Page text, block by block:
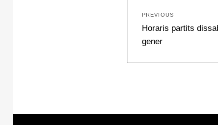
d'entrades
PREVIOUS
Previous
post:
Horaris partits
gener